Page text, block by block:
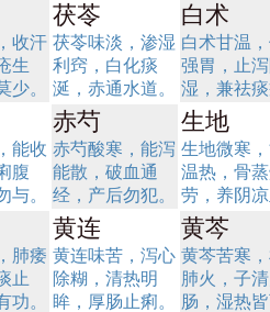
收汗
生
少。
茯苓
茯苓味淡，渗湿
利窍，白化痰
涎，赤通水道。
白术
白术甘温
强胃，止
湿，兼祛
能收
腹
与。
赤芍
赤芍酸寒，能泻
能散，破血通
经，产后勿犯。
生地
生地微寒
温热，骨
劳，养阴
肺痿
止
功。
黄连
黄连味苦，泻心
除糊，清热明
眸，厚肠止痢。
黄芩
黄芩苦寒
肺火，子
肠，湿热